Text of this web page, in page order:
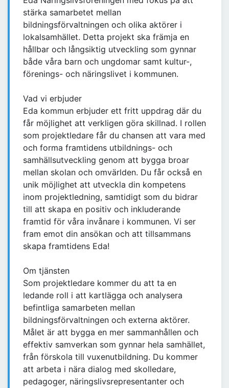
stärka samarbetet mellan
bildningsförvaltningen och olika aktörer i
lokalsamhället. Detta projekt ska främja en
hållbar och långsiktig utveckling som gynnar
både våra barn och ungdomar samt kultur-,
förenings- och näringslivet i kommunen.
Vad vi erbjuder
Eda kommun erbjuder ett fritt uppdrag där du
får möjlighet att verkligen göra skillnad. I rollen
som projektledare får du chansen att vara med
och forma framtidens utbildnings- och
samhällsutveckling genom att bygga broar
mellan skolan och omvärlden. Du får också en
unik möjlighet att utveckla din kompetens
inom projektledning, samtidigt som du bidrar
till att skapa en positiv och inkluderande
framtid för våra invånare i kommunen. Vi ser
fram emot din ansökan och att tillsammans
skapa framtidens Eda!
Om tjänsten
Som projektledare kommer du att ta en
ledande roll i att kartlägga och analysera
befintliga samarbeten mellan
bildningsförvaltningen och externa aktörer.
Målet är att bygga en mer sammanhållen och
effektiv samverkan som gynnar hela samhället,
från förskola till vuxenutbildning. Du kommer
att arbeta i nära dialog med skolledare,
pedagoger, näringslivsrepresentanter och